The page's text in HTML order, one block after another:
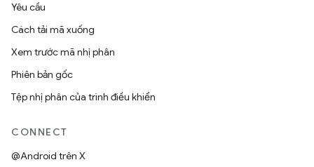
Yêu cầu
Cách tải mã xuống
Xem trước mã nhị phân
Phiên bản gốc
Tệp nhị phân của trình điều khiển
CONNECT
@Android trên X